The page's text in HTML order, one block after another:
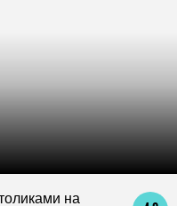
на